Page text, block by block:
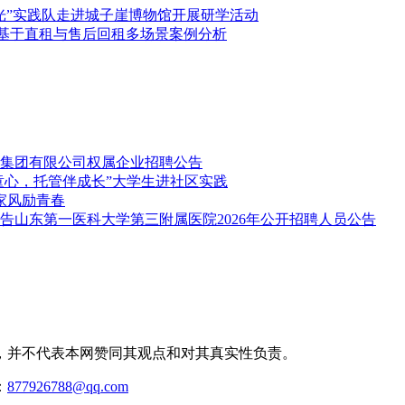
践队走进城子崖博物馆开展研学活动
于直租与售后回租多场景案例分析
团有限公司权属企业招聘公告
心，托管伴成长”大学生进社区实践
风励青春
山东第一医科大学第三附属医院2026年公开招聘人员公告
不代表本网赞同其观点和对其真实性负责。
877926788@qq.com